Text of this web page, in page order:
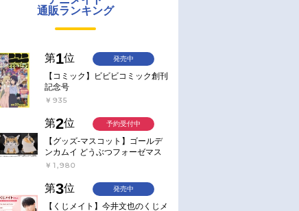
通販ランキング
第1位
【コミック】ビビビコミック創刊
記念号
￥935
発売中
第2位
【グッズ-マスコット】ゴールデ
ンカムイ どうぶつフォーゼマス
コット 4.尾形百之助【再販】
￥1,980
予約受付中
第3位
【くじメイト】今井文也のくじメ
発売中